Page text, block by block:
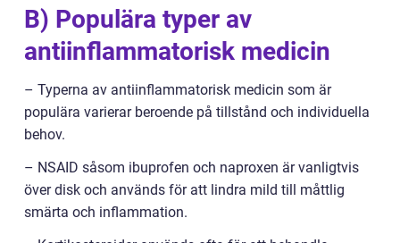
B) Populära typer av
antiinflammatorisk medicin
– Typerna av antiinflammatorisk medicin som är
populära varierar beroende på tillstånd och individuella
behov.
– NSAID såsom ibuprofen och naproxen är vanligtvis
över disk och används för att lindra mild till måttlig
smärta och inflammation.